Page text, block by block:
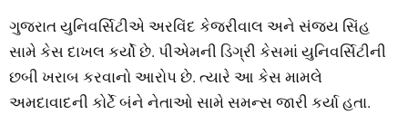
ગુજરાત યુનિવર્સિટીએ અરવિંદ કેજરીવાલ અને સંજય સિંહ
સામે કેસ દાખલ કર્યો છે. પીએમની ડિગ્રી કેસમાં યુનિવર્સિટીની
છબી ખરાબ કરવાનો આરોપ છે. ત્યારે આ કેસ મામલે
અમદાવાદની કોર્ટે બંને નેતાઓ સામે સમન્સ જારી કર્યા હતા.